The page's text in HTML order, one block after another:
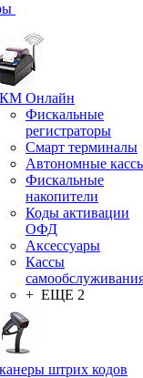
Онлайн
Фискальные
регистраторы
Смарт терминалы
Автономные
Фискальные
накопители
Коды активации
ОФД
Аксессуары
Кассы
+ ЕЩЕ 2
штрих кодов